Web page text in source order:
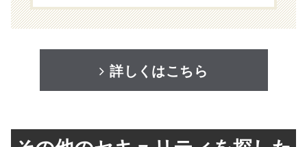
詳しくはこちら